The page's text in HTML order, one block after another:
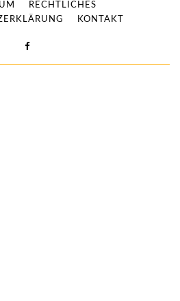
RECHTLICHES
KONTAKT